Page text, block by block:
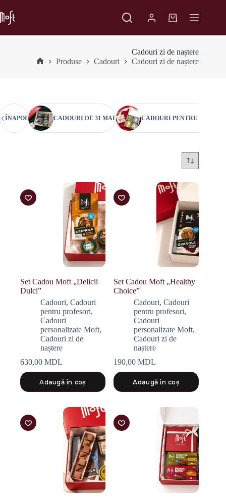
la
conținut
Coș
Cadouri zi de naștere
Produse Cadouri Cadouri zi de naștere
ÎNAPOI CADOURI DE 31 MAI CADOURI PENTRU
Set Cadou Moft „Delicii
Dulci”
Cadouri, Cadouri
pentru profesori,
Cadouri
personalizate Moft,
Cadouri zi de
naștere
630,00 MDL
Adaugă în coș
Set Cadou Moft „Healthy
Choice”
Cadouri,Cadouri
pentru profesori,
Cadouri
personalizate Moft,
Cadouri zi de
naștere
190,00MDL
Adaugă în coș